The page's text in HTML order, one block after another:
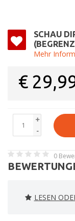
SCHAU
Mehr
€
+
-
0
LESEN